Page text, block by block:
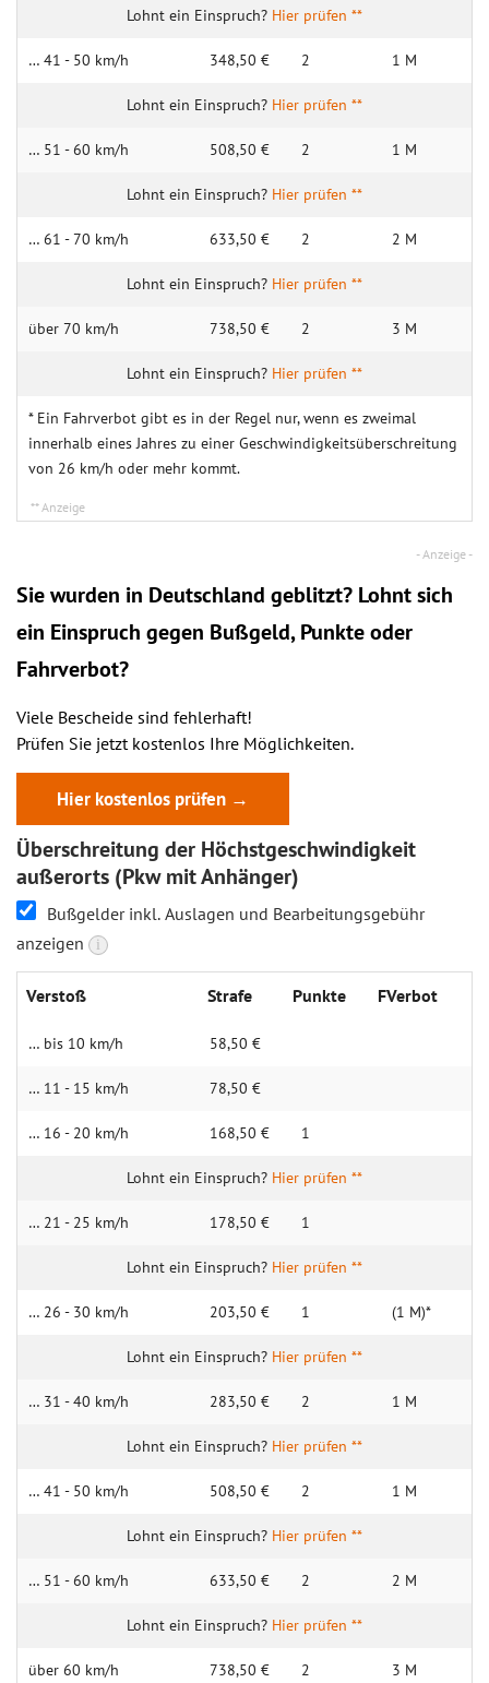
Hier prüfen **
… 41 - 50 km/h 348,50 € 2 1 M
Hier prüfen **
… 51 - 60 km/h 508,50 € 2 1 M
Hier prüfen **
… 61 - 70 km/h 633,50 € 2 2 M
Hier prüfen **
über 70 km/h 738,50 € 2 3 M
Hier prüfen **
* Ein Fahrverbot gibt es in der Regel nur, wenn es zweimal
innerhalb eines Jahres zu einer Geschwindigkeitsüberschreitung
von 26 km/h oder mehr kommt.
Sie wurden in Deutschland geblitzt? Lohnt sich
ein Einspruch gegen Bußgeld, Punkte oder
Fahrverbot?
Viele Bescheide sind fehlerhaft!
Prüfen Sie jetzt kostenlos Ihre Möglichkeiten.
Hier kostenlos prüfen →
Überschreitung der Höchstgeschwindigkeit
außerorts (Pkw mit Anhänger)
Bußgelder inkl. Auslagen und Bearbeitungsgebühr
anzeigen
i
Verstoß Strafe Punkte FVerbot
… bis 10 km/h 58,50 €
… 11 - 15 km/h 78,50 €
… 16 - 20 km/h 168,50 € 1
Hier prüfen **
… 21 - 25 km/h 178,50 € 1
Hier prüfen **
… 26 - 30 km/h 203,50 € 1 (1 M)*
Hier prüfen **
… 31 - 40 km/h 283,50 € 2 1 M
Hier prüfen **
… 41 - 50 km/h 508,50 € 2 1 M
Hier prüfen **
… 51 - 60 km/h 633,50 € 2 2 M
Hier prüfen **
über 60 km/h 738,50 € 2 3 M